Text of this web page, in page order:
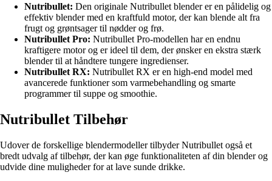
Nutribullet: Den originale Nutribullet blender er en pålidelig og
effektiv blender med en kraftfuld motor, der kan blende alt fra
frugt og grøntsager til nødder og frø.
Nutribullet Pro: Nutribullet Pro-modellen har en endnu
kraftigere motor og er ideel til dem, der ønsker en ekstra stærk
blender til at håndtere tungere ingredienser.
Nutribullet RX: Nutribullet RX er en high-end model med
avancerede funktioner som varmebehandling og smarte
programmer til suppe og smoothie.
Nutribullet Tilbehør
Udover de forskellige blendermodeller tilbyder Nutribullet også et
bredt udvalg af tilbehør, der kan øge funktionaliteten af din blender og
udvide dine muligheder for at lave sunde drikke.